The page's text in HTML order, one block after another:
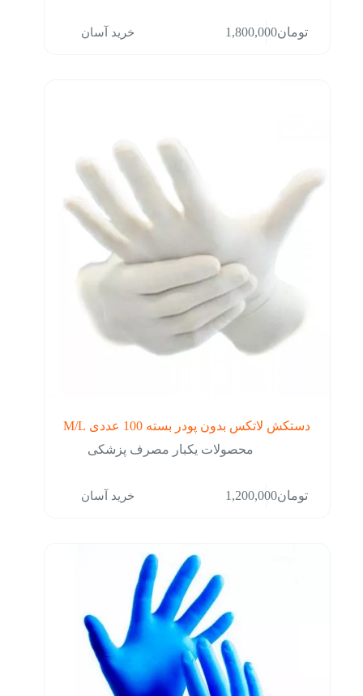
تومان1,800,000 خرید آسان
دستکش لاتکس بدون پودر بسته 100 عددی M/L
محصولات یکبار مصرف پزشکی
تومان1,200,000 خرید آسان